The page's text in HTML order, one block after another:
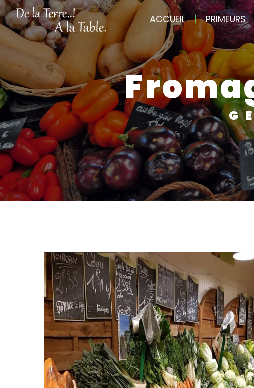
ACCUEIL PRIMEURS
Panneau de gestion des cookies